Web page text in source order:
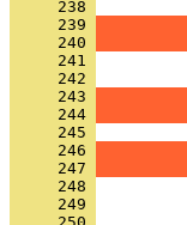
     238
     239
     240
     241
     242
     243
     244
     245
     246
     247
     248
     249